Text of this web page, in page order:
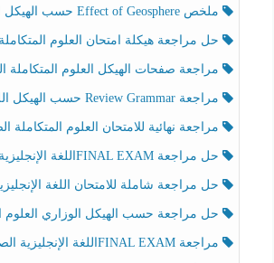
ملخص Effect of Geosphere حسب الهيكل الوزاري العلوم المتكاملة الصف الخامس انسبير الفصل الثالث
حل مراجعة هيكلة امتحان العلوم المتكاملة الصف الخامس
مراجعة صفحات الهيكل العلوم المتكاملة الصف الخامس
مراجعة Review Grammar حسب الهيكل اللغة الإنجليزية الصف الخامس الفصل الثالث
مراجعة نهائية للامتحان العلوم المتكاملة الصف الخامس
حل مراجعة FINAL EXAMاللغة الإنجليزية الصف الخامس الفصل الثالث
حل مراجعة شاملة للامتحان اللغة الإنجليزية الصف
حل مراجعة حسب الهيكل الوزاري العلوم المتكاملة الصف
مراجعة FINAL EXAMاللغة الإنجليزية الصف الخامس الفصل الثالث